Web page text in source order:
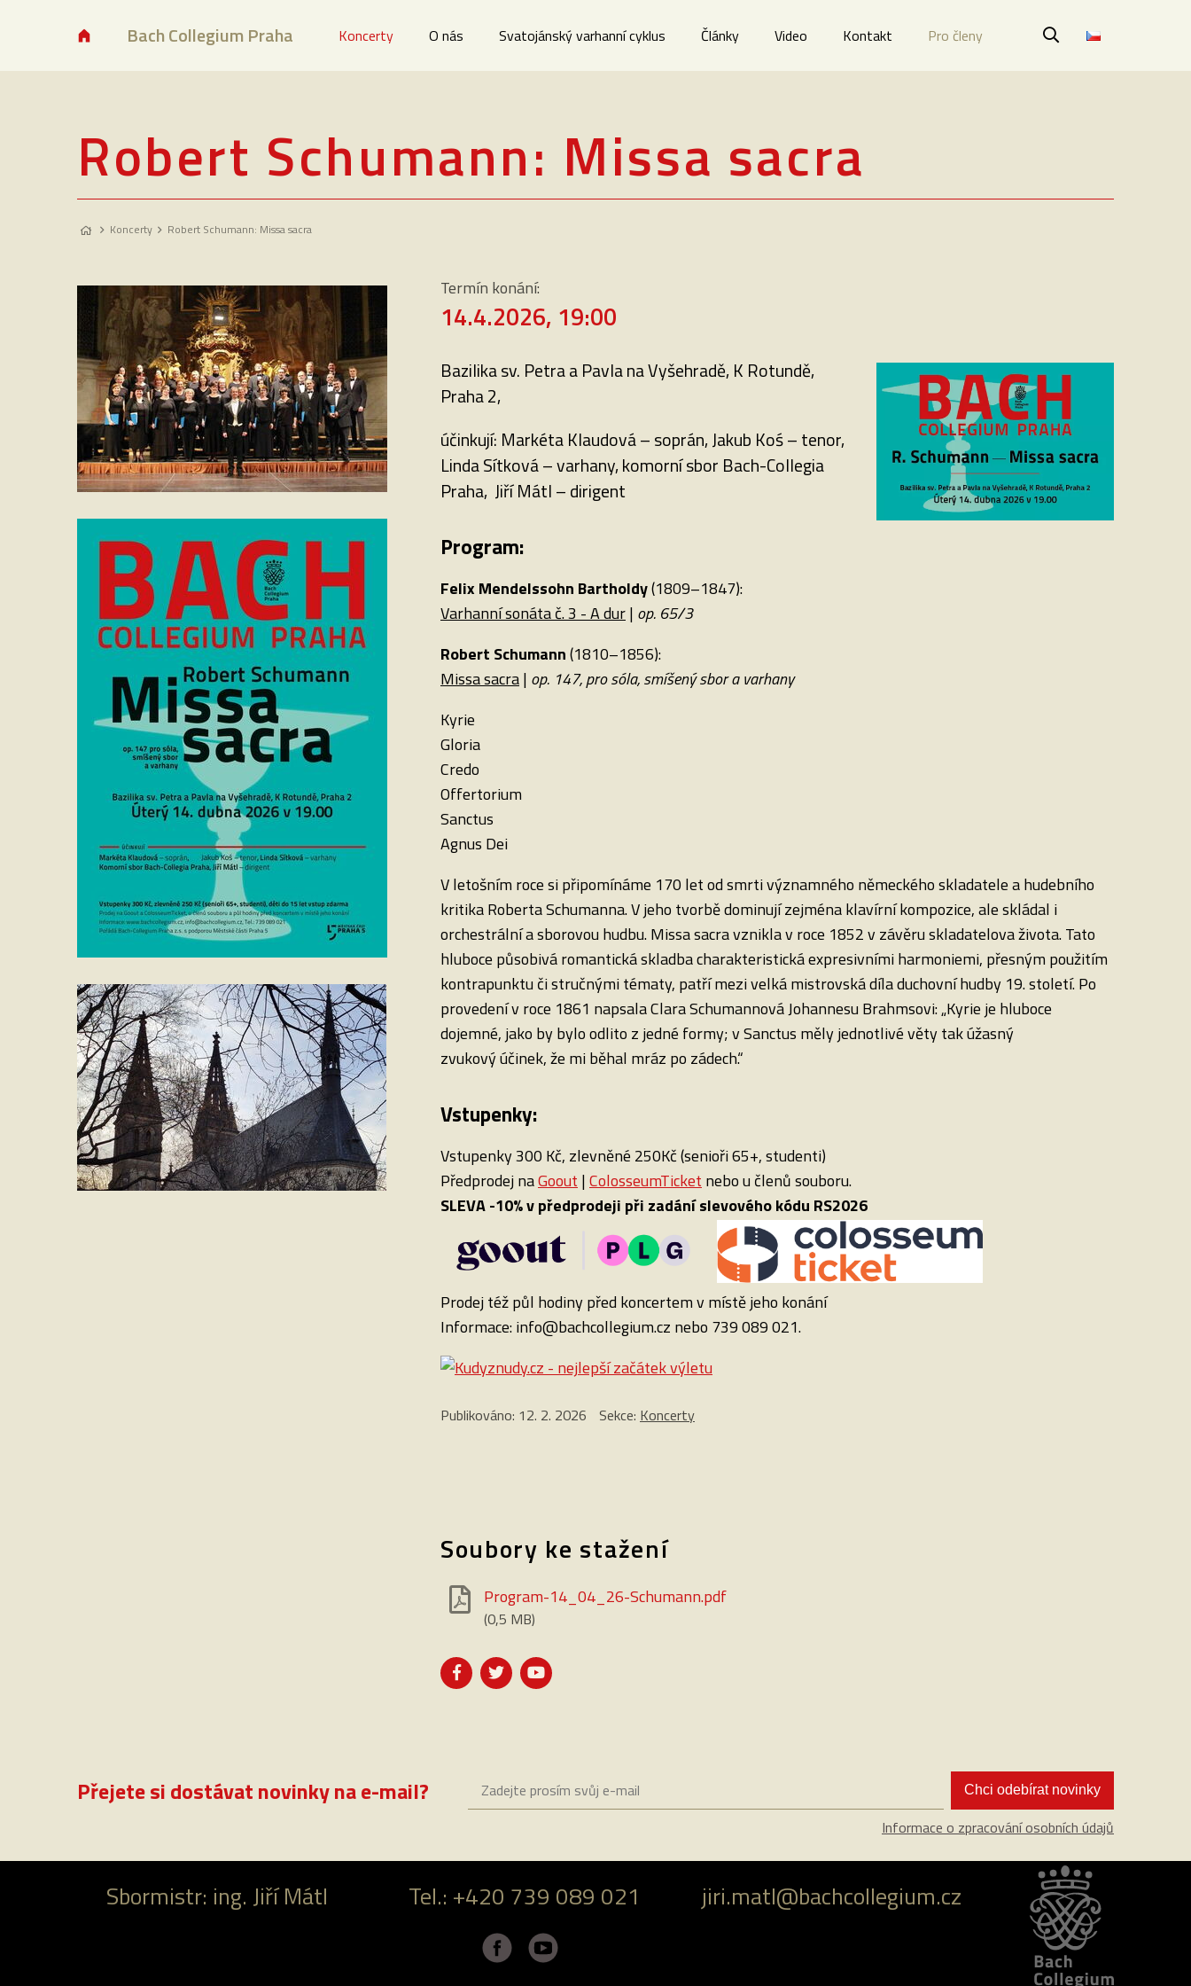
Bach Collegium Praha Koncerty O nás Svatojánský varhanní cyklus Články Video Kontakt Pro členy
Robert Schumann: Missa sacra
Koncerty Robert Schumann: Missa sacra
Termín konání:
14.4.2026, 19:00
Bazilika sv. Petra a Pavla na Vyšehradě, K Rotundě,
Praha 2,
účinkují: Markéta Klaudová – soprán, Jakub Koś – tenor,
Linda Sítková – varhany, komorní sbor Bach-Collegia
Praha, Jiří Mátl – dirigent
Program:
Felix Mendelssohn Bartholdy(1809–1847):
Varhanní sonáta č. 3 - A dur| op. 65/3
Robert Schumann(1810–1856):
Missa sacra| op. 147, pro sóla, smíšený sbor a varhany
Kyrie
Gloria
Credo
Offertorium
Sanctus
Agnus Dei
V letošním roce si připomínáme 170 let od smrti významného německého skladatele a hudebního
kritika Roberta Schumanna. V jeho tvorbě dominují zejména klavírní kompozice, ale skládal i
orchestrální a sborovou hudbu. Missa sacra vznikla v roce 1852 v závěru skladatelova života. Tato
hluboce působivá romantická skladba charakteristická expresivními harmoniemi, přesným použitím
kontrapunktu či stručnými tématy, patří mezi velká mistrovská díla duchovní hudby 19. století. Po
provedení v roce 1861 napsala Clara Schumannová Johannesu Brahmsovi: „Kyrie je hluboce
dojemné, jako by bylo odlito z jedné formy; v Sanctus měly jednotlivé věty tak úžasný
zvukový účinek, že mi běhal mráz po zádech.“
Vstupenky:
Vstupenky 300 Kč, zlevněné 250Kč (senioři 65+, studenti)
Předprodej naGoout |ColosseumTicket nebo u členů souboru.
SLEVA -10% v předprodeji při zadání slevového kódu RS2026
Prodej též půl hodiny před koncertem v místě jeho konání
Informace: info@bachcollegium.cz nebo 739 089 021.
Publikováno: 12. 2. 2026 Sekce: Koncerty
Soubory ke stažení
Program-14_04_26-Schumann.pdf
(0,5 MB)
Přejete si dostávat novinky na e-mail? Chci odebírat novinky
Informace o zpracování osobních údajů
Sbormistr: ing. Jiří Mátl Tel.: +420 739 089 021 jiri.matl@bachcollegium.cz